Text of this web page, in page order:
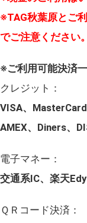
※TAG秋葉原とご
でご注意ください。
※ご利用可能決済
クレジット：
VISA、MasterCard
AMEX、Diners、
電子マネー：
交通系IC、楽天
ＱＲコード決済：